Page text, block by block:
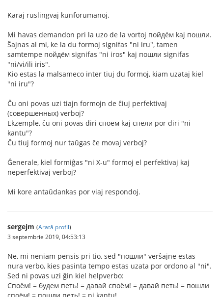
Karaj ruslingvaj kunforumanoj.
Mi havas demandon pri la uzo de la vortoj пойдём kaj пошли.
Ŝajnas al mi, ke la du formoj signifas "ni iru", tamen
samtempe пойдём signifas "ni iros" kaj пошли signifas
"ni/vi/ili iris".
Kio estas la malsameco inter tiuj du formoj, kiam uzataj kiel
"ni iru"?
Ĉu oni povas uzi tiajn formojn de ĉiuj perfektivaj
(совершенных) verboj?
Ekzemple, ĉu oni povas diri споём kaj спели por diri "ni
kantu"?
Ĉu tiuj formoj nur taŭgas ĉe movaj verboj?
Ĝenerale, kiel formiĝas "ni X-u" formoj el perfektivaj kaj
neperfektivaj verboj?
Mi kore antaŭdankas por viaj respondoj.
sergejm (Arată profil)
3 septembrie 2019, 04:53:13
Ne, mi neniam pensis pri tio, sed "пошли" verŝajne estas
nura verbo, kies pasinta tempo estas uzata por ordono al "ni".
Sed ni povas uzi ĝin kiel helpverbo:
Споём! = будем петь! = давай споём! = давай петь! = пошли